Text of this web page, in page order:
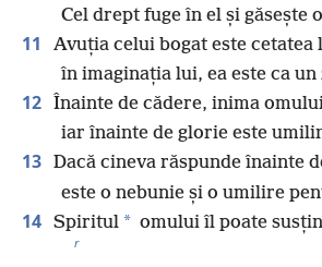
Cel drept fuge în el și găsește
11
Avuția celui bogat este cetatea
în imaginația lui, ea este ca
12 Înainte de cădere, inima
iar înainte de glorie este
13 Dacă cineva răspunde înainte
este o nebunie și o umilire
14 Spiritul * omului îl poate
r